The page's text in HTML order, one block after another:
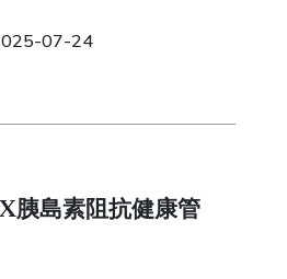
07-24
胰島素阻抗健康管